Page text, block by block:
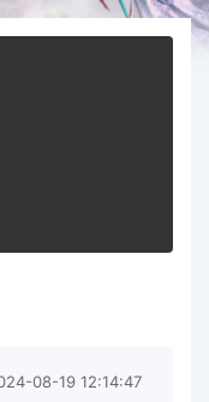
08-19 12:14:47